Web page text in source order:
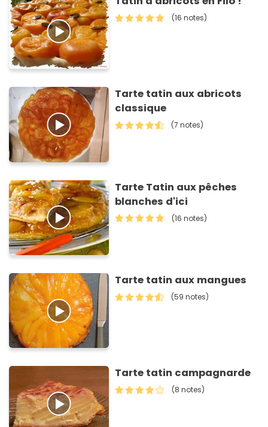
(16 notes)
Tarte tatin aux abricots
classique
(7 notes)
Tarte Tatin aux pêches
blanches d'ici
(16 notes)
Tarte tatin aux mangues
(59 notes)
Tarte tatin campagnarde
(8 notes)